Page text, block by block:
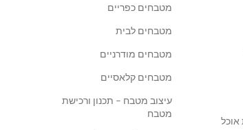
אוכל
מטבחים כפריים
מטבחים לבית
מטבחים מודרניים
מטבחים קלאסיים
עיצוב מטבח – תכנון ורכישת
מטבח